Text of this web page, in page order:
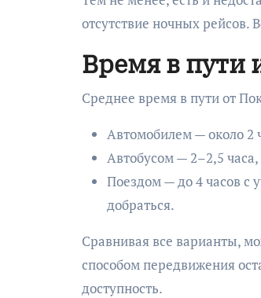
отсутствие ночных рейсов.
Время в пути
Среднее время в пути от
Автомобилем — около 2
Автобусом — 2–2,5 часа,
Поездом — до 4 часов с
добраться.
Сравнивая все варианты,
способом передвижения
доступность.